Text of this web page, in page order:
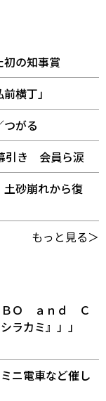
の知事賞
横丁」
がる
引き 会員ら涙
砂崩れから復
もっと見る＞
ＢＯ ａｎｄ Ｃ
ラカミ』」」
ニ電車など催し